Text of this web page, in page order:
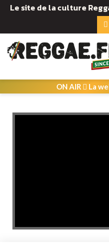
Le site de la culture
ON AIR La